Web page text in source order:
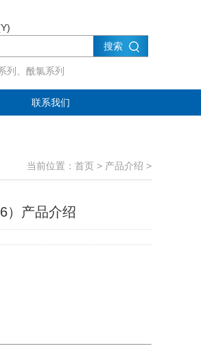
搜索
列、酰氯系列
联系我们
当前位置： 首页 > 产品介绍 >
）产品介绍